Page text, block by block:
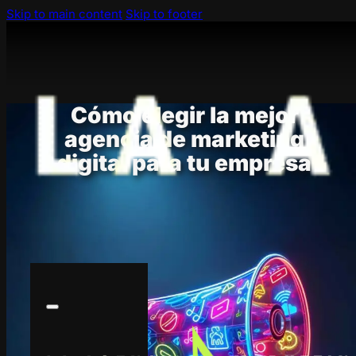
Skip to main content Skip to footer
Cómo elegir la mejor
agencia de marketing
digital para tu empresa